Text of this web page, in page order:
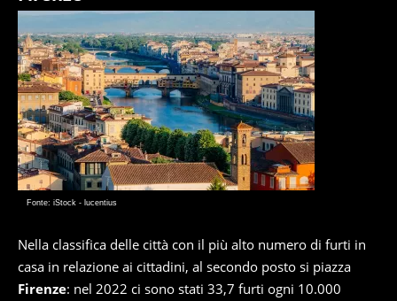
Fonte: iStock - lucentius
Nella classifica delle città con il più alto numero di furti in
casa in relazione ai cittadini, al secondo posto si piazza
Firenze: nel 2022 ci sono stati 33,7 furti ogni 10.000